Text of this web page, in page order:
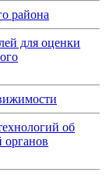
района
для оценки
об
органов